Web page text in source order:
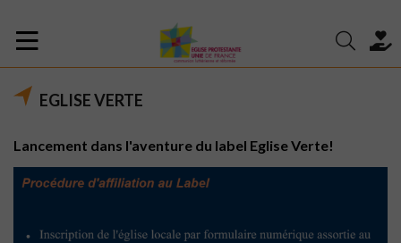
EGLISE VERTE
Lancement dans l'aventure du label Eglise Verte!